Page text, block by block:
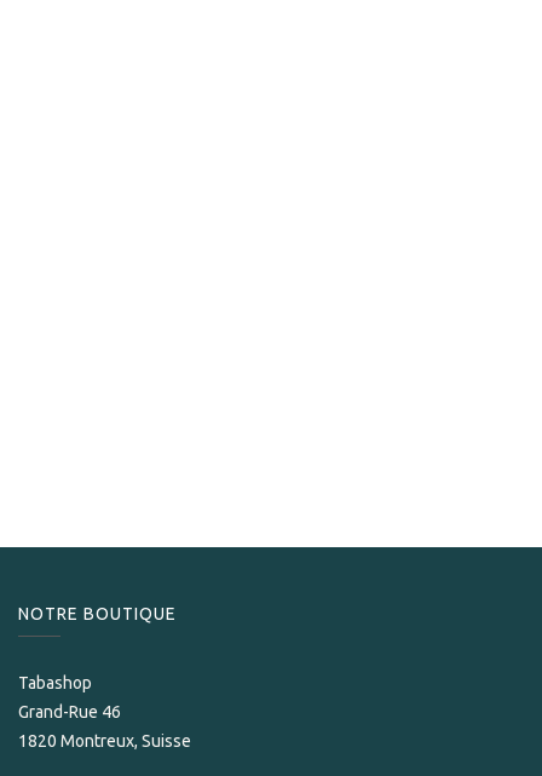
NOTRE BOUTIQUE
Tabashop
Grand-Rue 46
1820 Montreux, Suisse